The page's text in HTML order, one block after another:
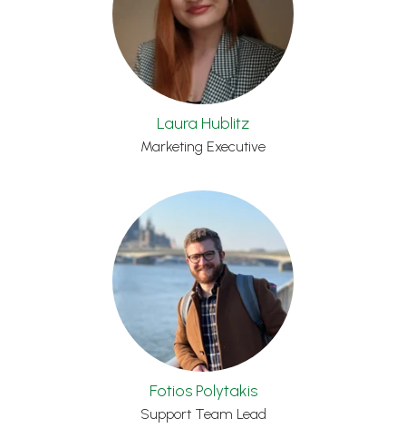
Laura Hublitz
Marketing Executive
Fotios Polytakis
Support Team Lead